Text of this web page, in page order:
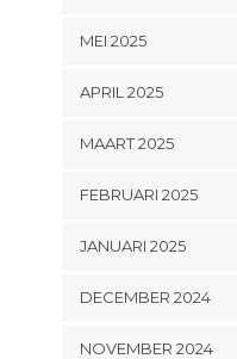
MEI 2025
APRIL 2025
MAART 2025
FEBRUARI 2025
JANUARI 2025
DECEMBER 2024
NOVEMBER 2024